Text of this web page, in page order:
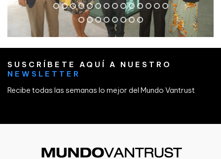
SUSCRÍBETE AQUÍ A NUESTRO
NEWSLETTER
Recibe todas las semanas lo mejor del Mundo Vantrust